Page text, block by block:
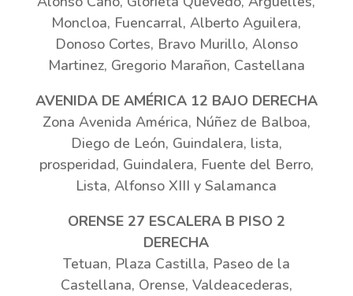
Moncloa, Fuencarral, Alberto Aguilera,
Donoso Cortes, Bravo Murillo, Alonso
Martinez, Gregorio Marañon, Castellana
AVENIDA DE AMÉRICA 12 BAJO DERECHA
Zona Avenida América, Núñez de Balboa,
Diego de León, Guindalera, lista,
prosperidad, Guindalera, Fuente del Berro,
Lista, Alfonso XIII y Salamanca
ORENSE 27 ESCALERA B PISO 2
DERECHA
Tetuan, Plaza Castilla, Paseo de la
Castellana, Orense, Valdeacederas,